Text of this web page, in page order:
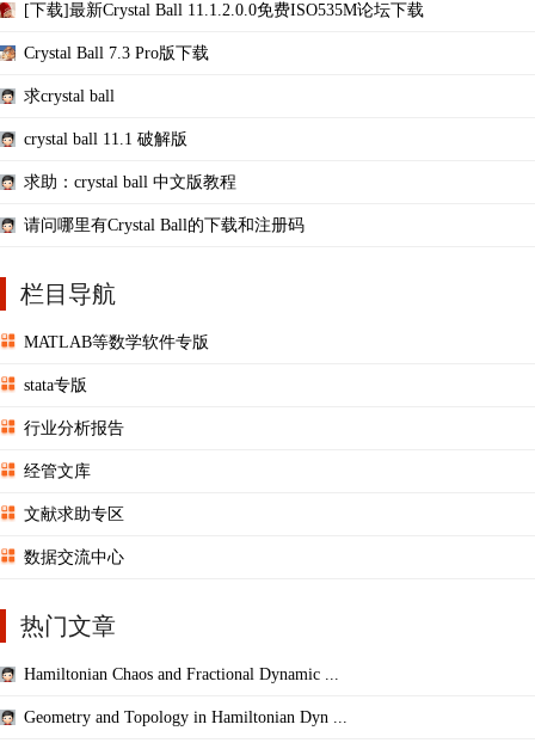
[下载]最新Crystal Ball 11.1.2.0.0免费ISO535M论坛下载
Crystal Ball 7.3 Pro版下载
求crystal ball
crystal ball 11.1 破解版
求助：crystal ball 中文版教程
请问哪里有Crystal Ball的下载和注册码
栏目导航
MATLAB等数学软件专版
stata专版
行业分析报告
经管文库
文献求助专区
数据交流中心
热门文章
Hamiltonian Chaos and Fractional Dynamic ...
Geometry and Topology in Hamiltonian Dyn ...